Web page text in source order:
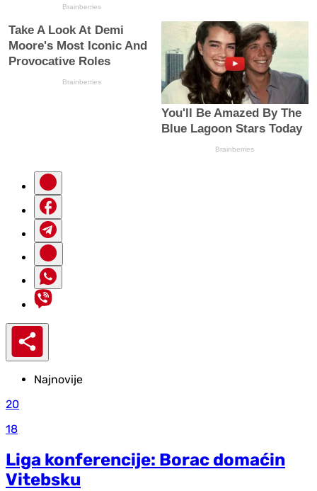
Najnovije
20
18
Liga konferencije: Borac domaćin
Vitebsku